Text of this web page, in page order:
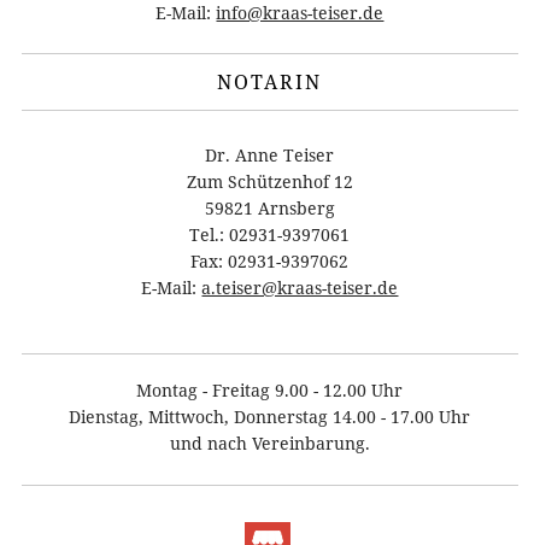
E-Mail:info@kraas-teiser.de
NOTARIN
Dr. Anne Teiser
Zum Schützenhof 12
59821 Arnsberg
Tel.: 02931-9397061
Fax: 02931-9397062
E-Mail:a.teiser@kraas-teiser.de
Montag - Freitag 9.00 - 12.00 Uhr
Dienstag, Mittwoch, Donnerstag 14.00 - 17.00 Uhr
und nach Vereinbarung.